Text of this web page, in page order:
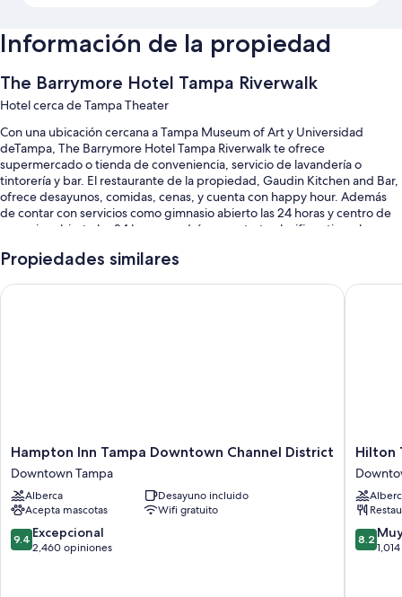
Información de la propiedad
The Barrymore Hotel Tampa Riverwalk
Hotel cerca de Tampa Theater
Con una ubicación cercana a Tampa Museum of Art y Universidad
deTampa, The Barrymore Hotel Tampa Riverwalk te ofrece
supermercado o tienda de conveniencia, servicio de lavandería o
tintorería y bar. El restaurante de la propiedad, Gaudin Kitchen and Bar,
ofrece desayunos, comidas, cenas, y cuenta con happy hour. Además
de contar con servicios como gimnasio abierto las 24 horas y centro de
negocios abierto las 24 horas, podrás conectarte al wifi gratis en las
También te encantarán estos servicios:
variedad de restaurantes, la atención del personal y la ubicación
Características de la habitación
Las 332 habitaciones tienen comodidades como aire acondicionado, al
igual que detalles como wifi gratis y servicio a la habitación. Los
huéspedes destacan de manera positiva la limpieza de las habitaciones.
Propiedades similares
Hampton
Inn
Tampa
Downtown
Channel
District
Downtown
Hampton Inn Tampa Downtown Channel District
Downtown Tampa
Alberca
Desayuno incluido
Acepta mascotas
Wifi gratuito
9.4
de
9.4 Excepcional
2,460 opiniones
Hampton Inn Tampa Downtown Channel District
Hilton
Tampa
Tampa
Hilton
8.2
de
8.2
Hilton